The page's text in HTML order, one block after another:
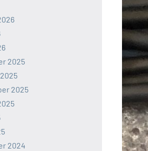
2025
2025
2024